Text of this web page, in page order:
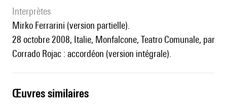
interprètes
Mirko Ferrarini (version partielle).
28 octobre 2008, Italie, Monfalcone, Teatro Comunale, par
Corrado Rojac : accordéon (version intégrale).
œuvres similaires